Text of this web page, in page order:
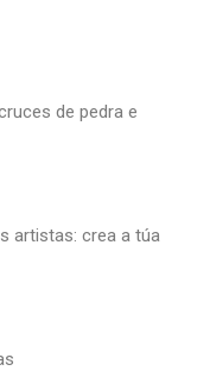
de pedra e
artistas: crea a túa